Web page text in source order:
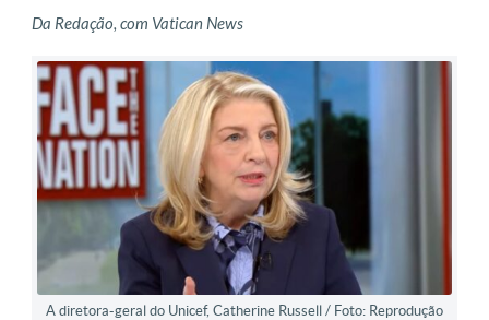
Da Redação, com Vatican News
A diretora-geral do Unicef, Catherine Russell / Foto: Reprodução